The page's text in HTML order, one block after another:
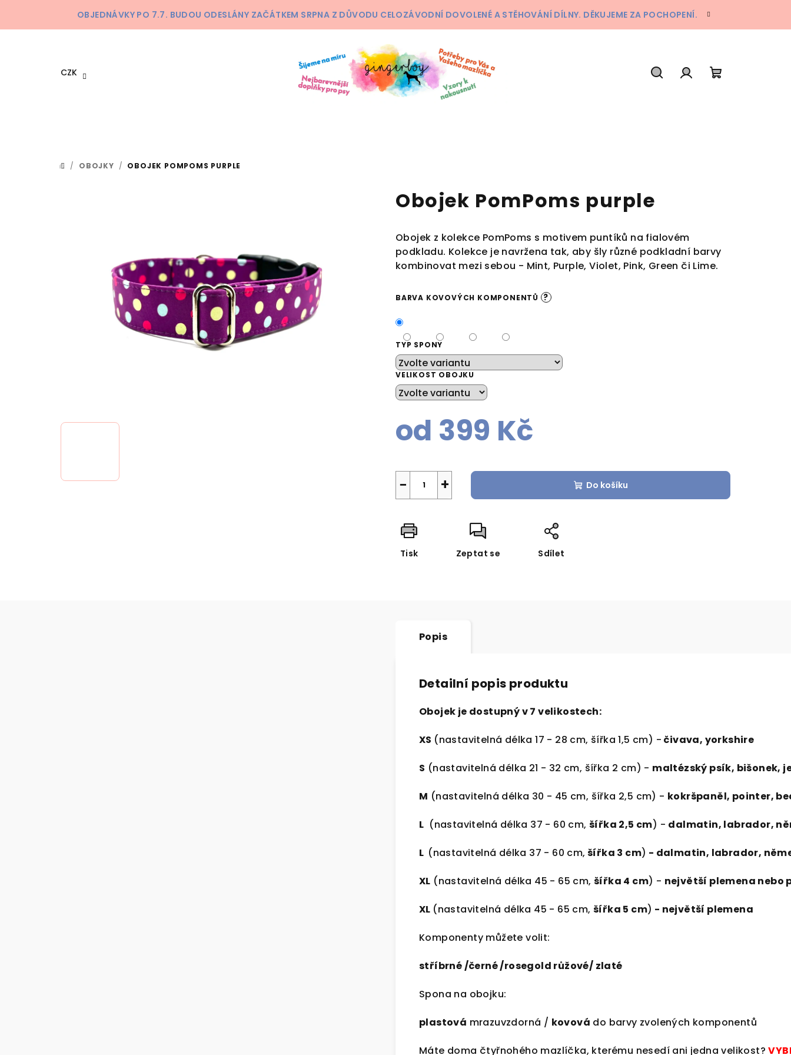
OBJEDNÁVKY PO 7.7. BUDOU ODESLÁNY ZAČÁTKEM SRPNA Z DŮVODU CELOZÁVODNÍ DOVOLENÉ A STĚHOVÁNÍ DÍLNY. DĚKUJEME ZA POCHOPENÍ.
CZK
DOMŮ
/ OBOJKY / OBOJEK POMPOMS PURPLE
Obojek PomPoms purple
Obojek z kolekce PomPoms s motivem puntíků na fialovém
podkladu. Kolekce je navržena tak, aby šly různé podkladní barvy
kombinovat mezi sebou - Mint, Purple, Violet, Pink, Green či Lime.
BARVA KOVOVÝCH KOMPONENTŮ ?
TYP SPONY
VELIKOST OBOJKU
od 399 Kč
cena:
+
− Do košíku
Tisk Zeptat se Sdílet
Popis
Detailní popis produktu
Obojek je dostupný v 7 velikostech:
XS (nastavitelná délka 17 - 28 cm, šířka 1,5 cm) - čivava, yorkshire
S (nastavitelná délka 21 - 32 cm, šířka 2 cm) - maltézský psík, bišonek,
M (nastavitelná délka 30 - 45 cm, šířka 2,5 cm) - kokršpaněl, pointer,
L (nastavitelná délka 37 - 60 cm,šířka 2,5 cm) - dalmatin, labrador,
L (nastavitelná délka 37 - 60 cm, šířka 3 cm) - dalmatin, labrador,
XL (nastavitelná délka 45 - 65 cm,šířka 4 cm) - největší plemena nebo
XL (nastavitelná délka 45 - 65 cm,šířka 5 cm) - největší plemena
Komponenty můžete volit:
stříbrné /černé /rosegold růžové/ zlaté
Spona na obojku:
plastová mrazuvzdorná / kovová do barvy zvolených komponentů
Máte doma čtyřnohého mazlíčka, kterému nesedí ani jedna velikost?